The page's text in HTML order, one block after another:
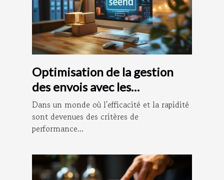
Optimisation de la gestion
des envois avec les
plateformes
d'affranchissement en ligne
Dans un monde où l'efficacité et la rapidité
sont devenues des critères de
performance...